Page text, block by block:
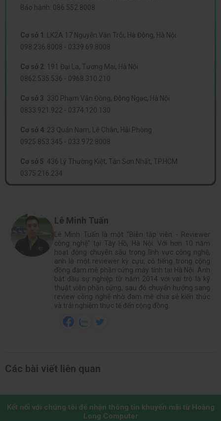
Bảo hành: 086.552.8008
Cơ sở 1 :
LK2A 17 Nguyễn Văn Trỗi, Hà Đông, Hà Nội
098.236.8008 - 0339.69.8008
Cơ sở 2: 191 Đại La, Tương Mai, Hà Nội
0862.535.536 - 0968.310.210
Cơ sở 3: 330 Phạm Văn Đồng, Đông Ngạc, Hà Nội
0833.921.922 - 0374.120.130
Cơ sở 4: 23 Quán Nam, Lê Chân, Hải Phòng
0925.853.345 - 033.972.8008
Cơ sở 5: 436 Lý Thường Kiệt, Tân Sơn Nhất, TP.HCM
0375.216.234
Lê Minh Tuấn
Lê Minh Tuấn là một “Biên tập viên - Reviewer
công nghệ” tại Tây Hồ, Hà Nội. Với hơn 10 năm
hoạt động chuyên sâu trong lĩnh vực công nghệ,
anh là một reviewer kỳ cựu, có tiếng trong cộng
đồng đam mê phần cứng máy tính tại Hà Nội. Anh
bắt đầu sự nghiệp từ năm 2014 với vai trò là kỹ
thuật viên phần cứng, sau đó chuyển hướng sang
review công nghệ nhờ đam mê chia sẻ kiến thức
và trải nghiệm thực tế đến cộng đồng.
Các bài viết liên quan
Kết nối với chúng tôi để nhận thông tin khuyến mãi từ Hoàng
Long Computer